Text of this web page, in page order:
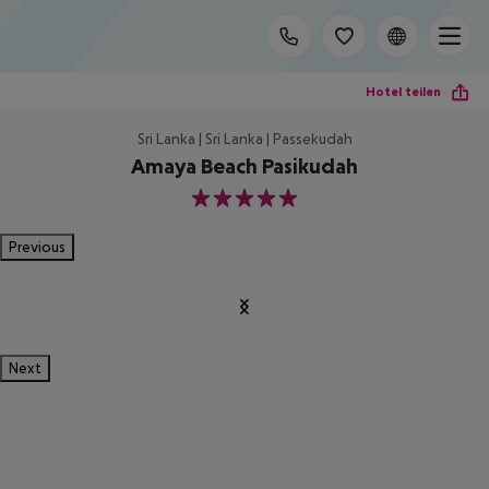
Hotel teilen
Sri Lanka | Sri Lanka | Passekudah
Amaya Beach Pasikudah
5
Previous
Next